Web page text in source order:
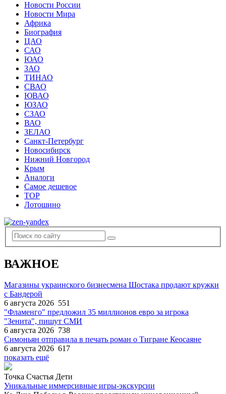
Новости России
Новости Мира
Африка
Биография
ЦАО
САО
ЮАО
ЗАО
ТИНАО
СВАО
ЮВАО
ЮЗАО
СЗАО
ВАО
ЗЕЛАО
Санкт-Петербург
Новосибирск
Нижний Новгород
Крым
Аналоги
Самое дешевое
TOP
Лотошино
ВАЖНОЕ
Магазины украинского бизнесмена Шостака продают кружки
с Бандерой
6 августа 2026 551
"Фламенго" предложил 35 миллионов евро за игрока
"Зенита", пишут СМИ
6 августа 2026 738
Симоньян отправила в печать роман о Тигране Кеосаяне
6 августа 2026 617
показать ещё
Точка Счастья Дети
Уникальные иммерсивные игры-экскурсии